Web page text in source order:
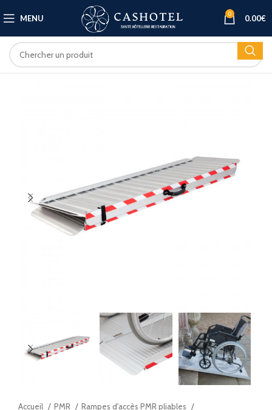
MENU 0 0.00€
Accueil PMR
Rampes d'accès PMR pliables